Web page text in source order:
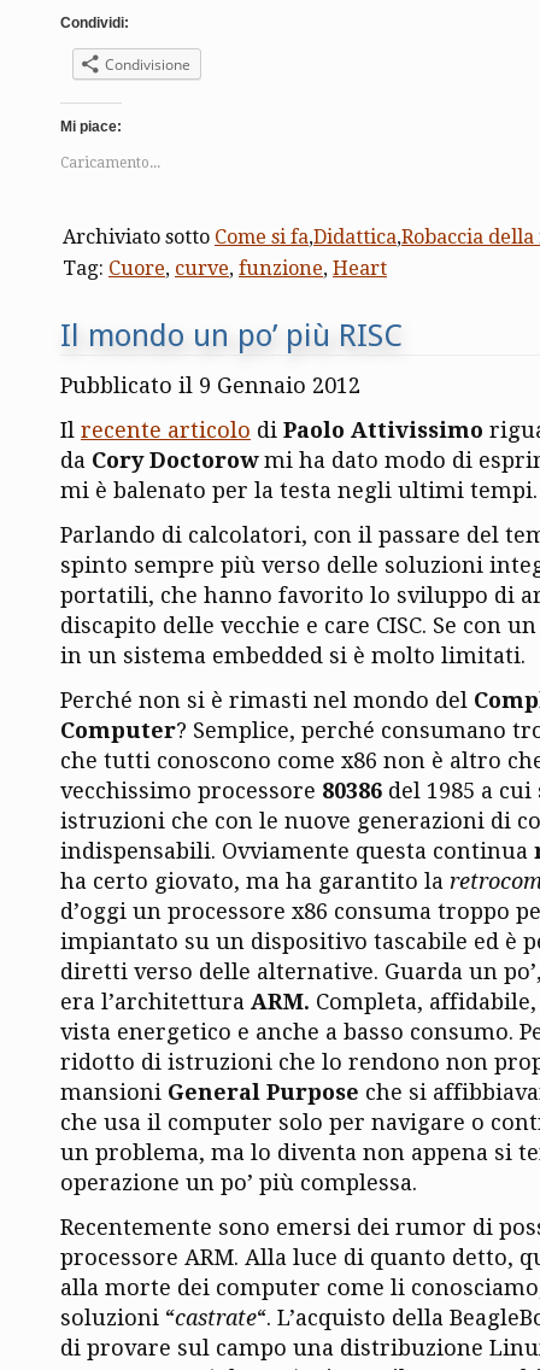
Condividi:
Condivisione
Mi piace:
Caricamento...
Archiviato sotto Come si fa,Didattica,Robaccia
Tag: Cuore, curve, funzione, Heart
Il mondo un po’ più RISC
Pubblicato il 9 Gennaio 2012
Il recente articolo di Paolo Attivissimo
da Cory Doctorowmi ha dato modo di
mi è balenato per la testa negli ultimi tempi.
Parlando di calcolatori, con il passare del
spinto sempre più verso delle soluzioni
portatili, che hanno favorito lo sviluppo di
discapito delle vecchie e care CISC. Se con
in un sistema embedded si è molto limitati.
Perché non si è rimasti nel mondo del
Computer? Semplice, perché consumano
che tutti conoscono come x86 non è altro
vecchissimo processore 80386 del 1985 a
istruzioni che con le nuove generazioni di
indispensabili. Ovviamente questa continua
ha certo giovato, ma ha garantito la
d’oggi un processore x86 consuma troppo
impiantato su un dispositivo tascabile ed è
diretti verso delle alternative. Guarda un
era l’architettura ARM. Completa,
vista energetico e anche a basso consumo.
ridotto di istruzioni che lo rendono non
mansioni General Purpose che si
che usa il computer solo per navigare o
un problema, ma lo diventa non appena si
operazione un po’ più complessa.
Recentemente sono emersi dei rumor di
processore ARM. Alla luce di quanto detto,
alla morte dei computer come li
soluzioni “castrate“. L’acquisto della
di provare sul campo una distribuzione